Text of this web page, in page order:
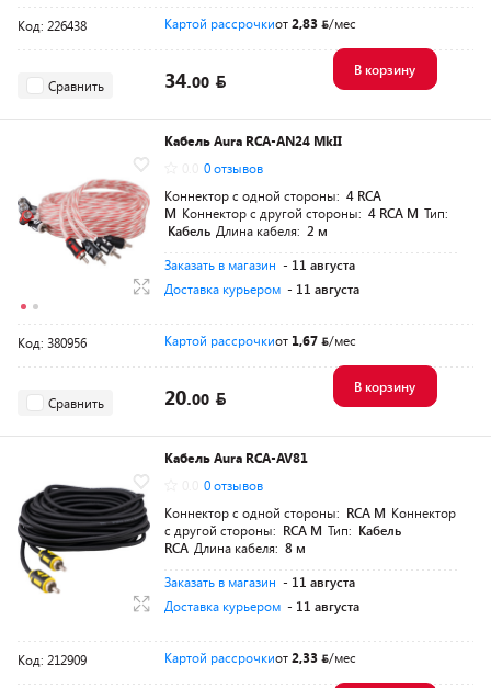
Код: 226438 Картой рассрочкиот2,83 /мес
Сравнить 34.00
В корзину
Кабель Aura RCA-AN24 MkII
0 отзывов
Коннектор с одной стороны: 4 RCA
M Коннектор с другой стороны: 4 RCA M Тип:
Кабель Длина кабеля: 2 м
Заказать в магазин - 11 августа
Доставка курьером - 11 августа
Код: 380956 Картой рассрочкиот 1,67 /мес
Сравнить 20.00
В корзину
Кабель Aura RCA-AV81
0 отзывов
Коннектор с одной стороны: RCA M Коннектор
с другой стороны: RCA M Тип: Кабель
RCA Длина кабеля: 8 м
Заказать в магазин - 11 августа
Доставка курьером - 11 августа
Код: 212909 Картой рассрочкиот2,33 /мес